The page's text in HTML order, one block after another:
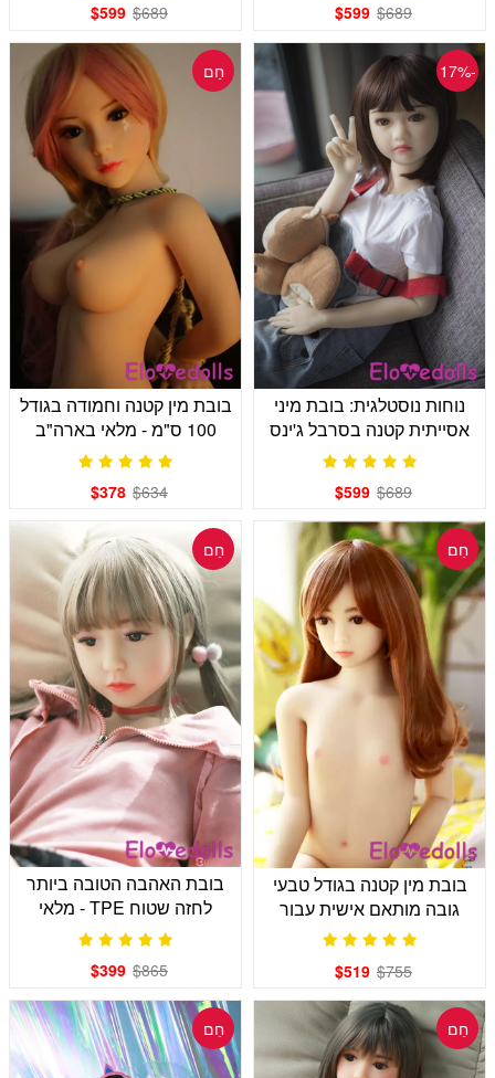
$689
$599
$689
$599
-17%
נוחות נוסטלגית: בובת מיני
אסייתית קטנה בסרבל ג'ינס
$689
$599
חַם
בובת מין קטנה וחמודה בגודל
100 ס"מ - מלאי בארה"ב
$634
$378
חַם
בובת מין קטנה בגודל טבעי
גובה מותאם אישית עבור
$755
$519
חַם
בובת האהבה הטובה ביותר
לחזה שטוח TPE - מלאי
בארה"ב
$865
$399
חַם חַם